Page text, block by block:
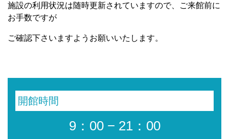
施設の利用状況は随時更新されていますので、ご来館前に
お手数ですが
ご確認下さいますようお願いいたします。
開館時間
9：00 − 21：00